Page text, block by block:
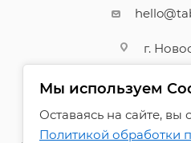
г.
Мы используем
Оставаясь на сайте, вы
Политикой обработки